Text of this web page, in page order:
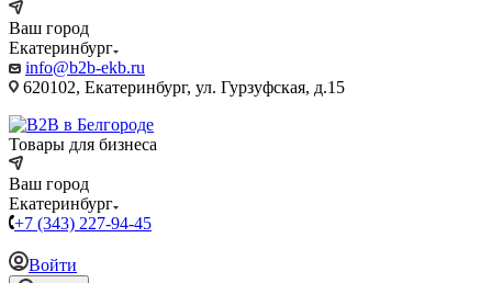
Ваш город
Екатеринбург
info@b2b-ekb.ru
620102, Екатеринбург, ул. Гурзуфская, д.15
Товары для бизнеса
Ваш город
Екатеринбург
+7 (343) 227-94-45
Войти